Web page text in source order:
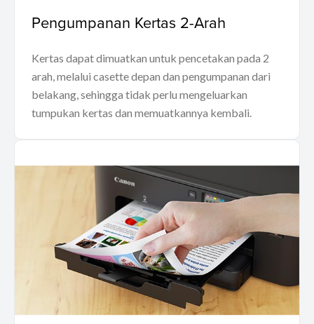
Pengumpanan Kertas 2-Arah
Kertas dapat dimuatkan untuk pencetakan pada 2
arah, melalui casette depan dan pengumpanan dari
belakang, sehingga tidak perlu mengeluarkan
tumpukan kertas dan memuatkannya kembali.